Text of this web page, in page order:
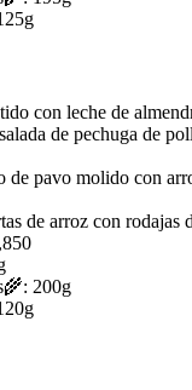
con leche de
de pechuga de
de pavo molido con
de arroz con rodajas
🌾: 200g